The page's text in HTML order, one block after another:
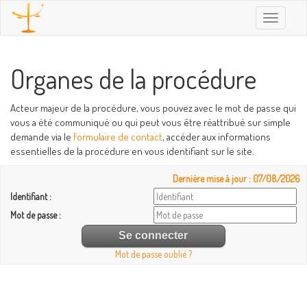
Toggle
Organes de la procédure
Acteur majeur de la procédure, vous pouvez avec le mot de passe qui
vous a été communiqué ou qui peut vous être réattribué sur simple
demande via le formulaire de contact, accéder aux informations
essentielles de la procédure en vous identifiant sur le site.
Dernière mise à jour : 07/08/2026
Identifiant :
Mot de passe :
Mot de passe oublié ?